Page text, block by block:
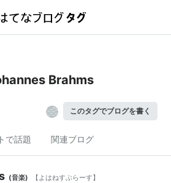
Brahms
このタグでブログを書く
で話題 関連ブログ
(音楽) 【よはねすぶらーす】